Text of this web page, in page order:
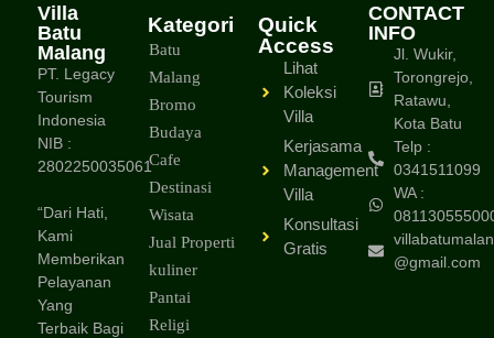
Villa
Batu
Malang
PT. Legacy
Tourism
Indonesia
NIB :
2802250035061
“Dari Hati,
Kami
Memberikan
Pelayanan
Yang
Terbaik Bagi
Kategori
Batu
Malang
Bromo
Budaya
Cafe
Destinasi
Wisata
Jual Properti
kuliner
Pantai
Religi
Quick
Access
Lihat
Koleksi
Villa
Kerjasama
Management
Villa
Konsultasi
Gratis
CONTACT
INFO
Jl. Wukir,
Torongrejo,
Ratawu,
Kota Batu
Telp :
0341511099
WA :
@gmail.com